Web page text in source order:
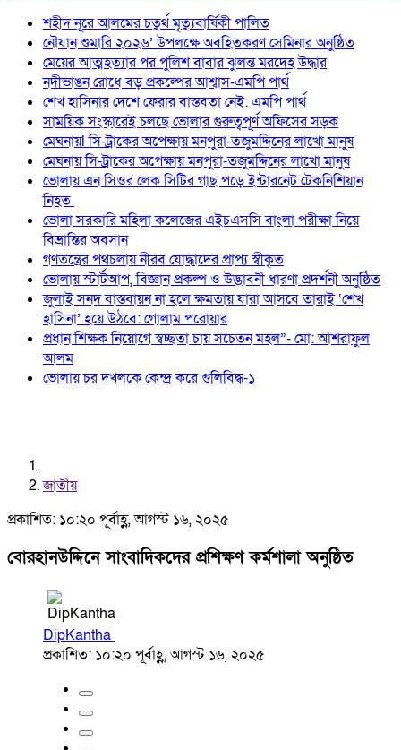
শহীদ নূরে আলমের চতুর্থ মৃত্যুবার্ষিকী পালিত
নৌযান শুমারি ২০২৬’ উপলক্ষে অবহিতকরণ সেমিনার অনুষ্ঠিত
মেয়ের আত্মহত্যার পর পুলিশ বাবার ঝুলন্ত মরদেহ উদ্ধার
নদীভাঙন রোধে বড় প্রকল্পের আশ্বাস-এমপি পার্থ
শেখ হাসিনার দেশে ফেরার বাস্তবতা নেই: এমপি পার্থ
সাময়িক সংস্কারেই চলছে ভোলার গুরুত্বপূর্ণ অফিসের সড়ক
মেঘনায়l সি-ট্রাকের অপেক্ষায় মনপুরা-তজুমদ্দিনের লাখো মানুষ
মেঘনায় সি-ট্রাকের অপেক্ষায় মনপুরা-তজুমদ্দিনের লাখো মানুষ
ভোলায় এন সিওর লেক সিটির গাছ পড়ে ইন্টারনেট টেকনিশিয়ান
নিহত
ভোলা সরকারি মহিলা কলেজের এইচএসসি বাংলা পরীক্ষা নিয়ে
বিভ্রান্তির অবসান
গণতন্ত্রের পথচলায় নীরব যোদ্ধাদের প্রাপ্য স্বীকৃত
ভোলায় স্টার্টআপ, বিজ্ঞান প্রকল্প ও উদ্ভাবনী ধারণা প্রদর্শনী অনুষ্ঠিত
জুলাই সনদ বাস্তবায়ন না হলে ক্ষমতায় যারা আসবে তারাই ‘শেখ
হাসিনা’ হয়ে উঠবে: গোলাম পরোয়ার
প্রধান শিক্ষক নিয়োগে স্বচ্ছতা চায় সচেতন মহল”- মো: আশরাফুল
আলম
ভোলায় চর দখলকে কেন্দ্র করে গুলিবিদ্ধ-১
জাতীয়
প্রকাশিত: ১০:২০ পূর্বাহ্ণ, আগস্ট ১৬, ২০২৫
বোরহানউদ্দিনে সাংবাদিকদের প্রশিক্ষণ কর্মশালা অনুষ্ঠিত
DipKantha
প্রকাশিত: ১০:২০ পূর্বাহ্ণ, আগস্ট ১৬, ২০২৫